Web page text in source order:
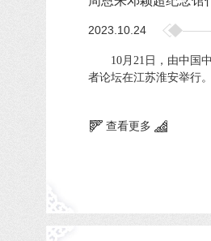
2023.10.24
10月21日，由中国中
者论坛在江苏淮安举行
查看更多